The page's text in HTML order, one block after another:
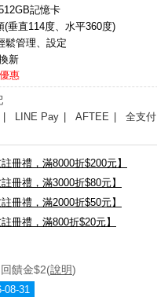
記憶卡
垂直114度、水平360度)
鬆管理、設定
新
惠
| LINE Pay | AFTEE | 全支付
冊禮，滿8000折$200元】
冊禮，滿3000折$80元】
冊禮，滿2000折$50元】
冊禮，滿800折$20元】
回饋金$2(說明)
08-31